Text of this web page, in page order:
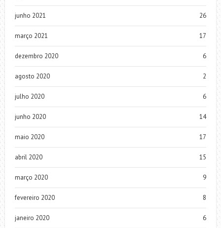
junho 2021 26
março 2021 17
dezembro 2020 6
agosto 2020 2
julho 2020 6
junho 2020 14
maio 2020 17
abril 2020 15
março 2020 9
fevereiro 2020 8
janeiro 2020 6